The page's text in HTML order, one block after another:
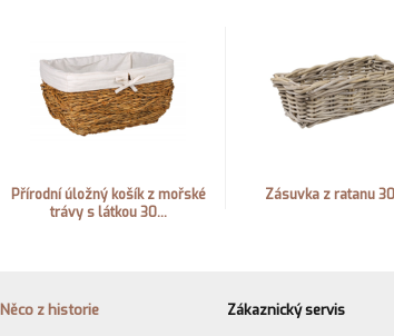
Přírodní úložný košík z mořské
trávy s látkou 30...
Zásuvka z ratanu
Něco z historie
Zákaznický servis